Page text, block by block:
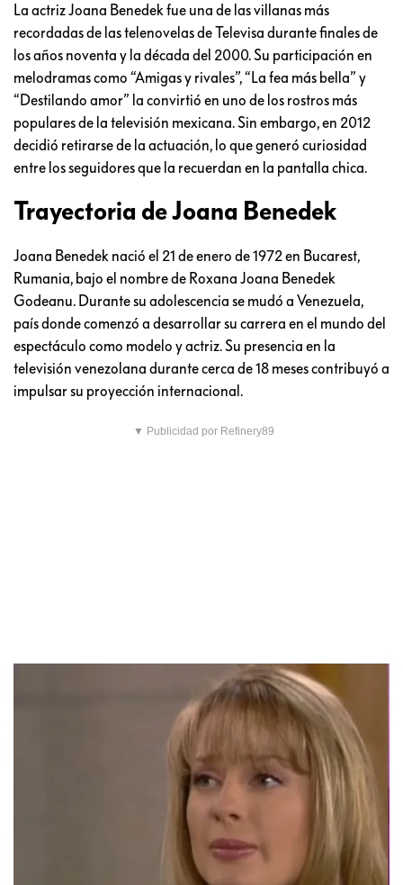
La actriz Joana Benedek fue una de las villanas más
recordadas de las telenovelas de Televisa durante finales de
los años noventa y la década del 2000. Su participación en
melodramas como “Amigas y rivales”, “La fea más bella” y
“Destilando amor” la convirtió en uno de los rostros más
populares de la televisión mexicana. Sin embargo, en 2012
decidió retirarse de la actuación, lo que generó curiosidad
entre los seguidores que la recuerdan en la pantalla chica.
Trayectoria de Joana Benedek
Joana Benedek nació el 21 de enero de 1972 en Bucarest,
Rumania, bajo el nombre de Roxana Joana Benedek
Godeanu. Durante su adolescencia se mudó a Venezuela,
país donde comenzó a desarrollar su carrera en el mundo del
espectáculo como modelo y actriz. Su presencia en la
televisión venezolana durante cerca de 18 meses contribuyó a
impulsar su proyección internacional.
▼ Publicidad por Refinery89